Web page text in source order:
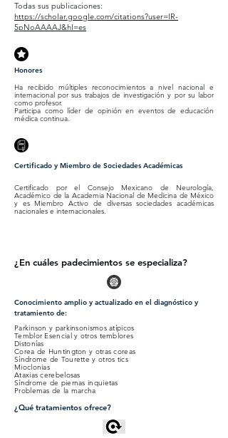
Todas sus publicaciones:
https://scholar.google.com/citations?user=lR-
5pNoAAAAJ&hl=es
Honores
Ha recibido múltiples reconocimientos a nivel nacional e
internacional por sus trabajos de investigación y por su labor
como profesor.
Participa como líder de opinión en eventos de educación
médica continua.
Certificado y Miembro de Sociedades Académicas
Certificado por el Consejo Mexicano de Neurología,
Académico de la Academia Nacional de Medicina de México
y es Miembro Activo de diversas sociedades académicas
nacionales e internacionales.
¿En cuáles padecimientos se especializa?
Conocimiento amplio y actualizado en el diagnóstico y
tratamiento de:
Parkinson y parkinsonismos atípicos
Temblor Esencial y otros temblores
Distonías
Corea de Huntington y otras coreas
Síndrome de Tourette y otros tics
Mioclonias
Ataxias cerebelosas
Síndrome de piernas inquietas
Problemas de la marcha
¿Qué tratamientos ofrece?